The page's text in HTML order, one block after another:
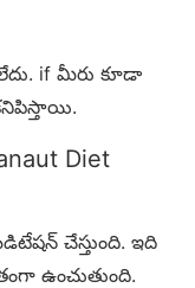
if మీరు కూడా
Diet
చేస్తుంది. ఇది
ఉంచుతుంది.